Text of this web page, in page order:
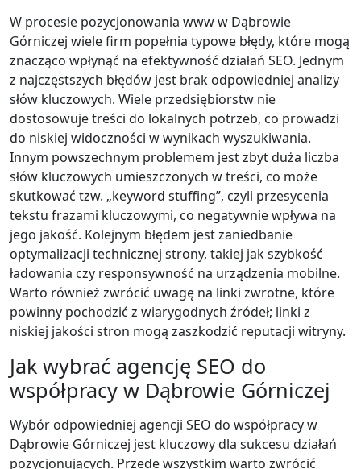
W procesie pozycjonowania www w Dąbrowie
Górniczej wiele firm popełnia typowe błędy, które mogą
znacząco wpłynąć na efektywność działań SEO. Jednym
z najczęstszych błędów jest brak odpowiedniej analizy
słów kluczowych. Wiele przedsiębiorstw nie
dostosowuje treści do lokalnych potrzeb, co prowadzi
do niskiej widoczności w wynikach wyszukiwania.
Innym powszechnym problemem jest zbyt duża liczba
słów kluczowych umieszczonych w treści, co może
skutkować tzw. „keyword stuffing”, czyli przesycenia
tekstu frazami kluczowymi, co negatywnie wpływa na
jego jakość. Kolejnym błędem jest zaniedbanie
optymalizacji technicznej strony, takiej jak szybkość
ładowania czy responsywność na urządzenia mobilne.
Warto również zwrócić uwagę na linki zwrotne, które
powinny pochodzić z wiarygodnych źródeł; linki z
niskiej jakości stron mogą zaszkodzić reputacji witryny.
Jak wybrać agencję SEO do
współpracy w Dąbrowie Górniczej
Wybór odpowiedniej agencji SEO do współpracy w
Dąbrowie Górniczej jest kluczowy dla sukcesu działań
pozycjonujących. Przede wszystkim warto zwrócić